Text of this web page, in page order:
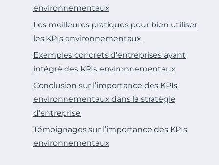
environnementaux
Les meilleures pratiques pour bien utiliser
les KPIs environnementaux
Exemples concrets d’entreprises ayant
intégré des KPIs environnementaux
Conclusion sur l’importance des KPIs
environnementaux dans la stratégie
d’entreprise
Témoignages sur l’importance des KPIs
environnementaux